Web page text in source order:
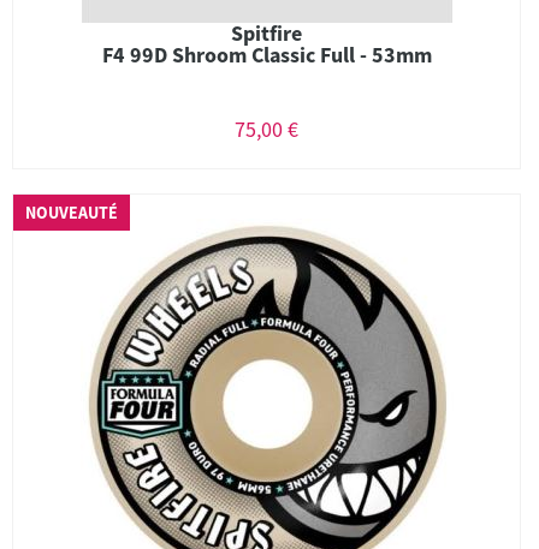
Spitfire
F4 99D Shroom Classic Full - 53mm
75,00 €
NOUVEAUTÉ